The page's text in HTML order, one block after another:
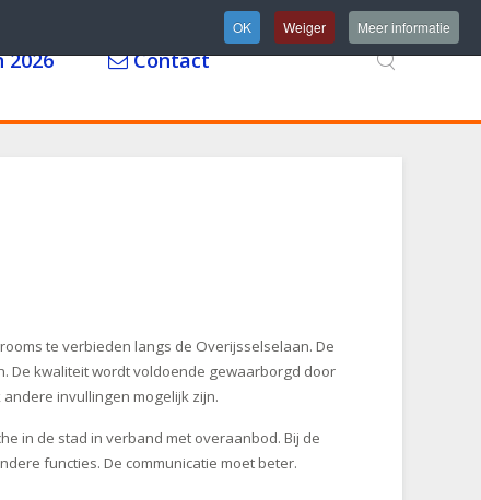
Contact
te verbieden langs de Overijsselselaan. De
De kwaliteit wordt voldoende gewaarborgd door
invullingen mogelijk zijn.
in de stad in verband met overaanbod. Bij de
functies. De communicatie moet beter.
OK Weiger Meer informatie